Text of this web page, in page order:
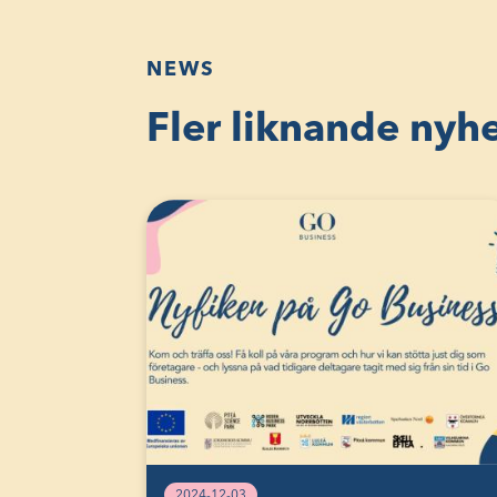
NEWS
Fler liknande